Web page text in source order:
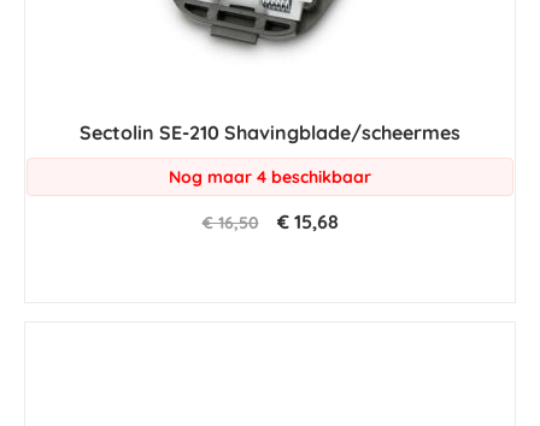
Sectolin SE-210 Shavingblade/scheermes
Nog maar 4 beschikbaar
€ 16,50 € 15,68